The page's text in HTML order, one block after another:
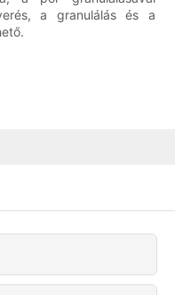
a granulálás és a